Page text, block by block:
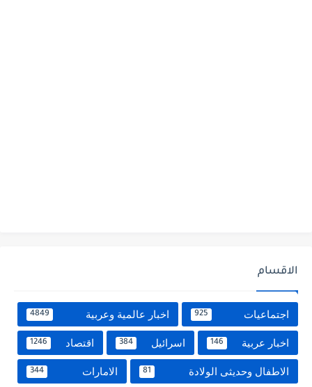
الاقسام
اجتماعيات 925 اخبار عالمية وعربية 4849
اخبار عربية 146 اسرائيل 384 اقتصاد 1246
الاطفال وحديثى الولادة 81 الامارات 344